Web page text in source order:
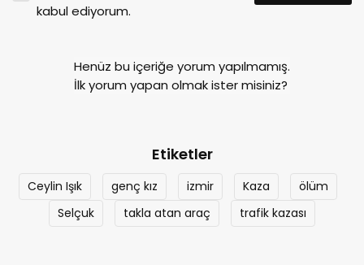
kabul ediyorum.
Henüz bu içeriğe yorum yapılmamış.
İlk yorum yapan olmak ister misiniz?
Etiketler
Ceylin Işık genç kız izmir Kaza
ölüm
Selçuk
takla atan araç trafik kazası